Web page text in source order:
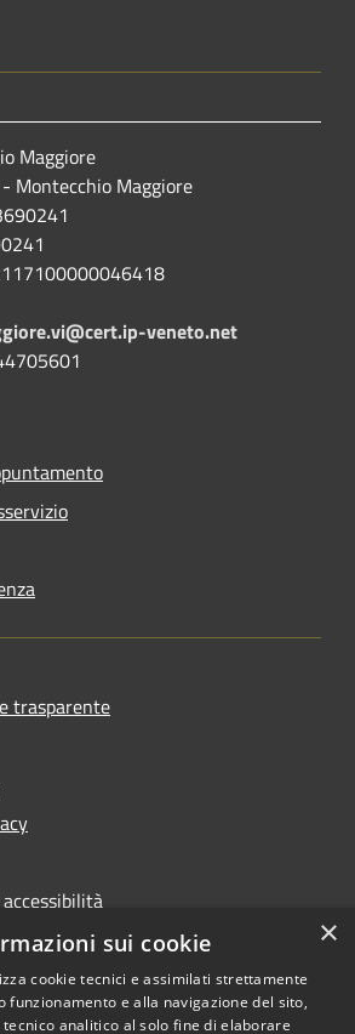
Maggiore
Montecchio Maggiore
veneto.net
trasparente
Copyright © 2026 • Città di
×
sui cookie
cookie tecnici e assimilati strettamente
funzionamento e alla navigazione del sito,
tecnico analitico al solo fine di elaborare